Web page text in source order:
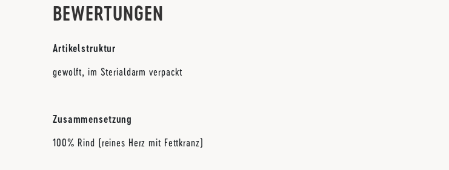
BEWERTUNGEN
Artikelstruktur
gewolft, im Sterialdarm verpackt
Zusammensetzung
100% Rind (reines Herz mit Fettkranz)